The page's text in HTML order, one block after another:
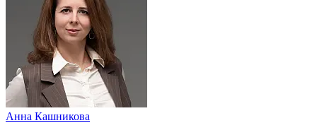
Анна Кашникова